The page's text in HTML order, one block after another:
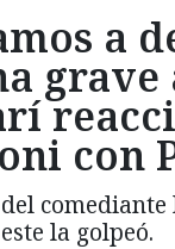
a
con
la golpeó.